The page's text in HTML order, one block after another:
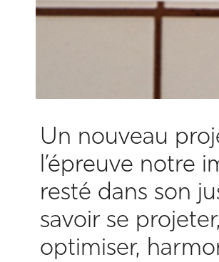
Un nouveau
l’épreuve notre
resté dans son
savoir se
optimiser,